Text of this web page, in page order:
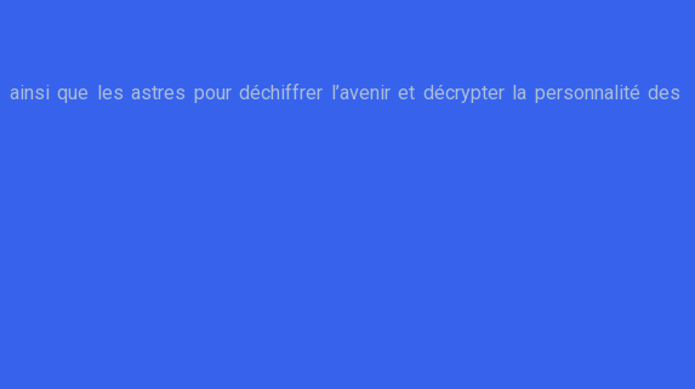
que les astres pour déchiffrer l’avenir et décrypter la personnalité des